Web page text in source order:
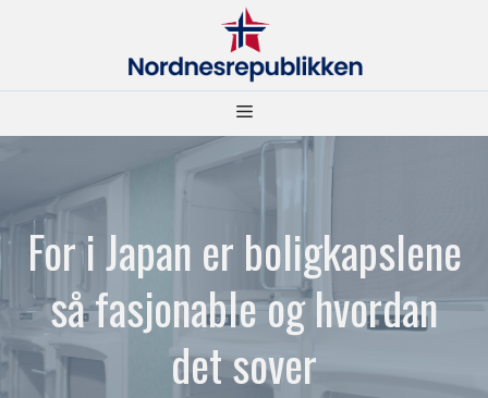
Meny
For i Japan er boligkapslene
så fasjonable og hvordan
det sover